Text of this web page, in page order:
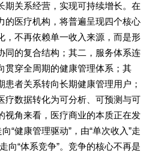
期关系经营，实现可持续增长。在
的医疗机构，将普遍呈现四个核心
，不再依赖单一收入来源，而是形
同的复合结构；其二，服务体系连
贯穿全周期的健康管理体系；其
者关系转向长期健康管理用户；
疗数据转化为可分析、可预测与可
视角来看，医疗商业的本质正在发
“健康管理驱动”，由“单次收入”走
向“体系竞争”。竞争的核心不再是